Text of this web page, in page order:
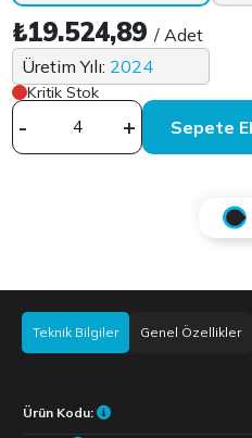
₺19.524,89/ Adet
Üretim Yılı: 2024
Kritik Stok
- +
Teknik Bilgiler Genel Özellikler
Ürün Kodu: